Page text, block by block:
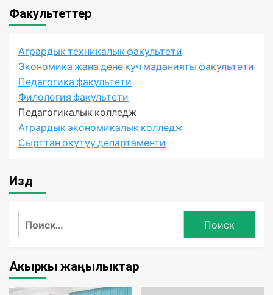
Факультеттер
Агрардык техникалык факультети
Экономика жана дене куч маданияты факультети
Педагогика факультети
Филология факультети
Педагогикалык колледж
Агрардык экономикалык колледж
Сырттан окутуу департаменти
Издөө
Акыркы жаңылыктар